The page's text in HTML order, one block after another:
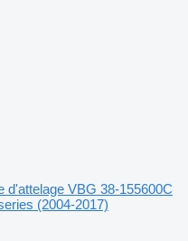
d'attelage VBG 38-155600C
(2004-2017)